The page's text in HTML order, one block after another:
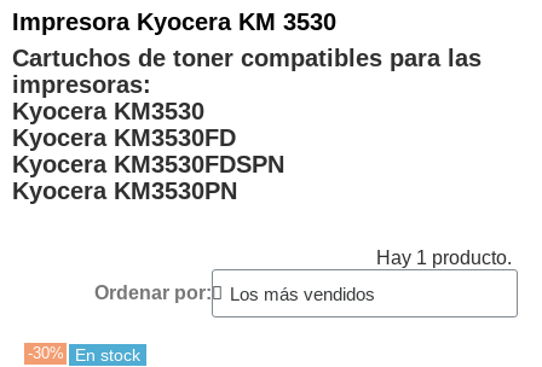
Impresora Kyocera KM 3530
Cartuchos de toner compatibles para las
impresoras:
Kyocera KM3530
Kyocera KM3530FD
Kyocera KM3530FDSPN
Kyocera KM3530PN
Hay 1 producto.
Ordenar por:
-30% En stock